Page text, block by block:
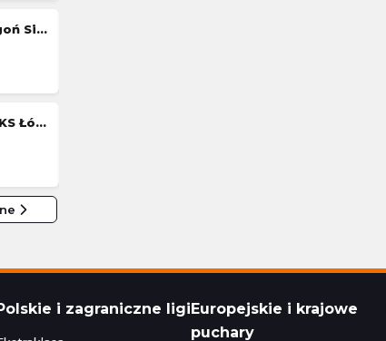
Siedlce
Łódź
i zagraniczne ligiEuropejskie i krajowe
puchary